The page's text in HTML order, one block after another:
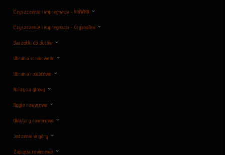
Czyszczenie i impregnacja - NIKWAX
Czyszczenie i impregnacja - OrganoTex
Saszetki do butów
Ubrania streetwear
Ubrania rowerowe
Nakrycia głowy
Gogle rowerowe
Oklulary rowerowe
Jedzenie w góry
Zapięcia rowerowe